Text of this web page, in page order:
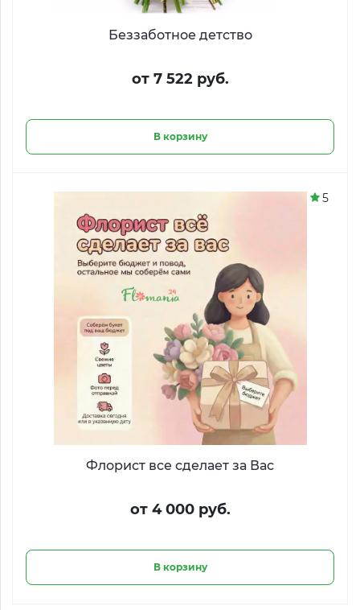
Беззаботное детство
от 7 522 руб.
В корзину
Флорист все сделает за Вас
от 4 000 руб.
В корзину
5